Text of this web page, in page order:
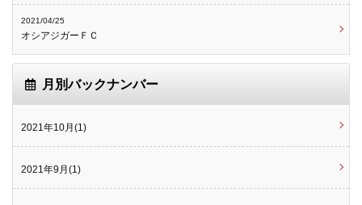
2021/04/25
オシアジガーＦＣ
月別バックナンバー
2021年10月(1)
2021年9月(1)